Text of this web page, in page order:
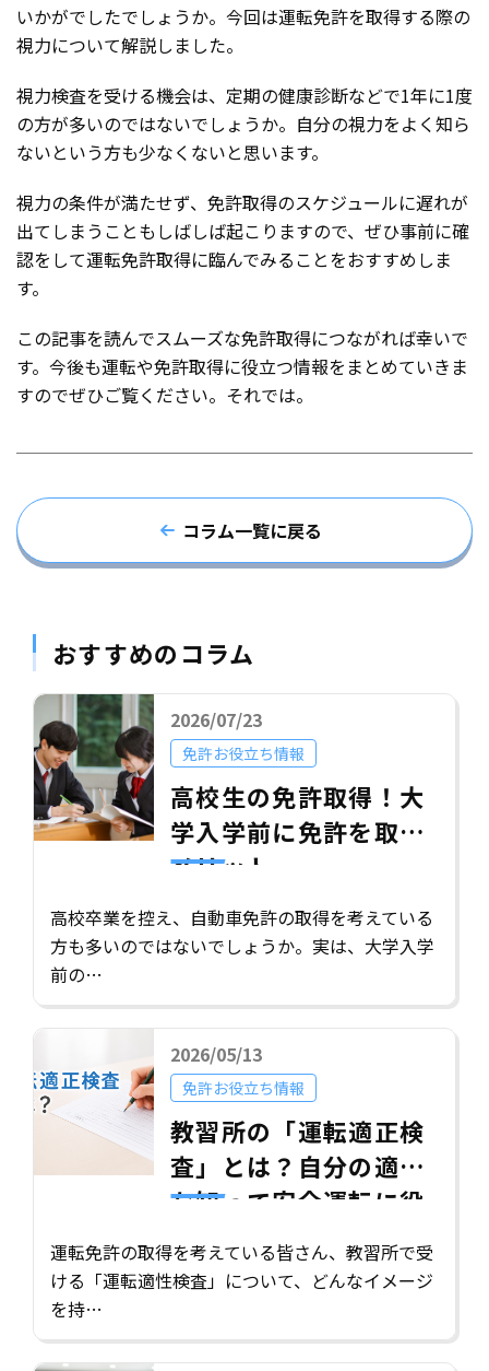
いかがでしたでしょうか。今回は運転免許を取得する際の
視力について解説しました。
視力検査を受ける機会は、定期の健康診断などで1年に1度
の方が多いのではないでしょうか。自分の視力をよく知ら
ないという方も少なくないと思います。
視力の条件が満たせず、免許取得のスケジュールに遅れが
出てしまうこともしばしば起こりますので、ぜひ事前に確
認をして運転免許取得に臨んでみることをおすすめしま
す。
この記事を読んでスムーズな免許取得につながれば幸いで
す。今後も運転や免許取得に役立つ情報をまとめていきま
すのでぜひご覧ください。それでは。
コラム一覧に戻る
おすすめのコラム
2026/07/23
免許お役立ち情報
高校生の免許取得！大
学入学前に免許を取る
メリット
高校卒業を控え、自動車免許の取得を考えている
方も多いのではないでしょうか。実は、大学入学
前の…
2026/05/13
免許お役立ち情報
教習所の「運転適正検
査」とは？自分の適性
を知って安全運転に役
運転免許の取得を考えている皆さん、教習所で受
ける「運転適性検査」について、どんなイメージ
を持…